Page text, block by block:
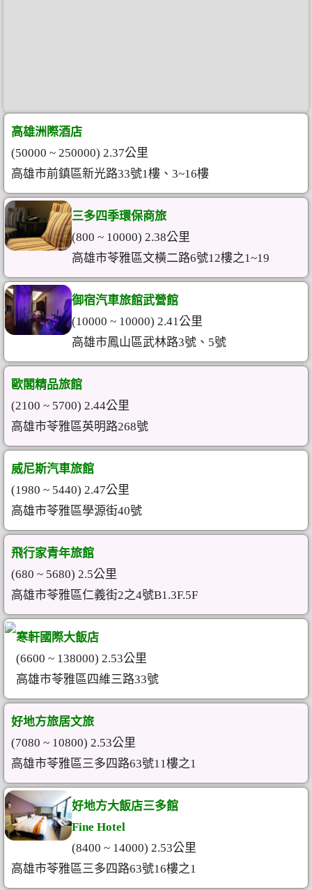
高雄洲際酒店
(50000 ~ 250000) 2.37公里
高雄市前鎮區新光路33號1樓、3~16樓
三多四季環保商旅
(800 ~ 10000) 2.38公里
高雄市苓雅區文橫二路6號12樓之1~19
御宿汽車旅館武營館
(10000 ~ 10000) 2.41公里
高雄市鳳山區武林路3號、5號
歐閣精品旅館
(2100 ~ 5700) 2.44公里
高雄市苓雅區英明路268號
威尼斯汽車旅館
(1980 ~ 5440) 2.47公里
高雄市苓雅區學源街40號
飛行家青年旅館
(680 ~ 5680) 2.5公里
高雄市苓雅區仁義街2之4號B1.3F.5F
寒軒國際大飯店
(6600 ~ 138000) 2.53公里
高雄市苓雅區四維三路33號
好地方旅居文旅
(7080 ~ 10800) 2.53公里
高雄市苓雅區三多四路63號11樓之1
好地方大飯店三多館
Fine Hotel
(8400 ~ 14000) 2.53公里
高雄市苓雅區三多四路63號16樓之1